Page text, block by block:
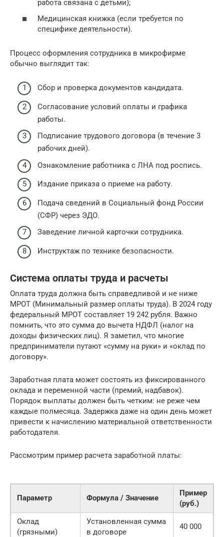
работа связана с детьми);
Медицинская книжка (если требуется по
специфике деятельности).
Процесс оформления сотрудника в микрофирме
обычно выглядит так:
Сбор и проверка документов кандидата.
Согласование условий оплаты и графика
работы.
Подписание трудового договора (в течение 3
рабочих дней).
Ознакомление работника с ЛНА под роспись.
Издание приказа о приеме на работу.
Подача сведений в Социальный фонд России
(СФР) через ЭДО.
Заведение личной карточки сотрудника.
Инструктаж по технике безопасности.
Система оплаты труда и расчеты
Оплата труда должна быть справедливой и не ниже
МРОТ (Минимальный размер оплаты труда). В 2024 году
федеральный МРОТ составляет 19 242 рубля. Важно
помнить, что это сумма до вычета НДФЛ (налог на
доходы физических лиц). Я заметил, что многие
предприниматели путают «сумму на руки» и «оклад по
договору».
Заработная плата может состоять из фиксированного
оклада и переменной части (премий, надбавок).
Порядок выплаты должен быть четким: не реже чем
каждые полмесяца. Задержка даже на один день может
привести к начислению материальной ответственности
работодателя.
Рассмотрим пример расчета заработной платы:
Параметр Формула / Значение
Пример
(руб.)
Оклад
(грязными)
Установленная сумма
в договоре
40 000